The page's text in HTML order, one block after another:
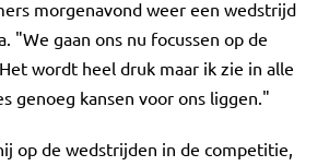
morgenavond weer een wedstrijd
"We gaan ons nu focussen op de
wordt heel druk maar ik zie in alle
genoeg kansen voor ons liggen."
op de wedstrijden in de competitie,